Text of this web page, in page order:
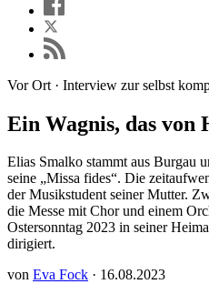
Vor Ort · Interview zur selbst
Ein Wagnis, das von
Elias Smalko stammt aus Burgau
seine „Missa fides“. Die
der Musikstudent seiner Mutter.
die Messe mit Chor und einem
Ostersonntag 2023 in seiner
dirigiert.
von Eva Fock · 16.08.2023